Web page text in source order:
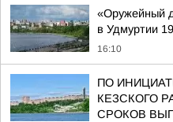
«Оружейный
в Удмуртии
16:10
ПО
КЕЗСКОГО
СРОКОВ